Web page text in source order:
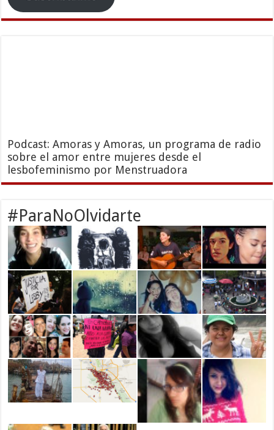
Podcast: Amoras y Amoras, un programa de radio
sobre el amor entre mujeres desde el
lesbofeminismo por Menstruadora
#ParaNoOlvidarte